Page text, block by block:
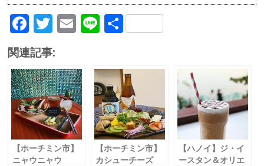
F
ac
e
b
o
o
k
T
itt
er
E
l
Li 共
関連記事:
【ホーチミン市】
ニャウニャウ
【ホーチミン市】
カシューチーズ
【ハノイ】ジ・イ
ースタン＆オリエ